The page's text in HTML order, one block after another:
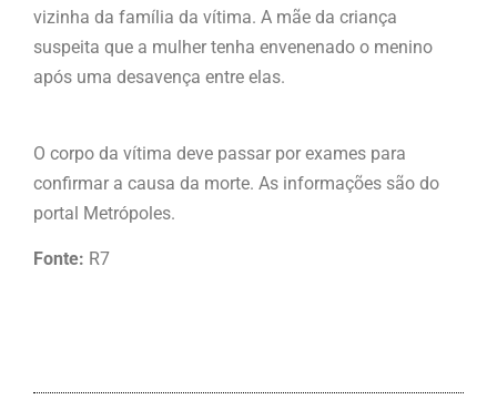
vizinha da família da vítima. A mãe da criança
suspeita que a mulher tenha envenenado o menino
após uma desavença entre elas.
O corpo da vítima deve passar por exames para
confirmar a causa da morte. As informações são do
portal Metrópoles.
Fonte: R7